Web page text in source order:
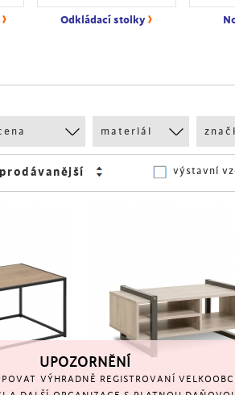
› Odkládací stolky ›
materiál
výstavní
UPOZORNĚNÍ
VÝHRADNĚ REGISTROVANÍ